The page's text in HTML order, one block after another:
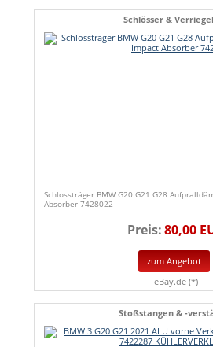
Schlösser &
Schlossträger BMW G20 G21 G28
Absorber 7428022
Preis:80,00
zum Angebot
eBay.de (*)
Stoßstangen & -